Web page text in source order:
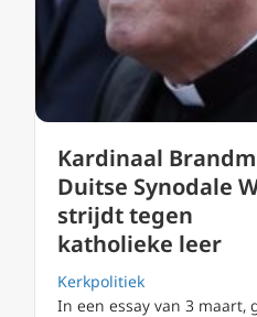
Kardinaal
Duitse Synodale
strijdt tegen
katholieke leer
Kerkpolitiek
In een essay van 3 maart,